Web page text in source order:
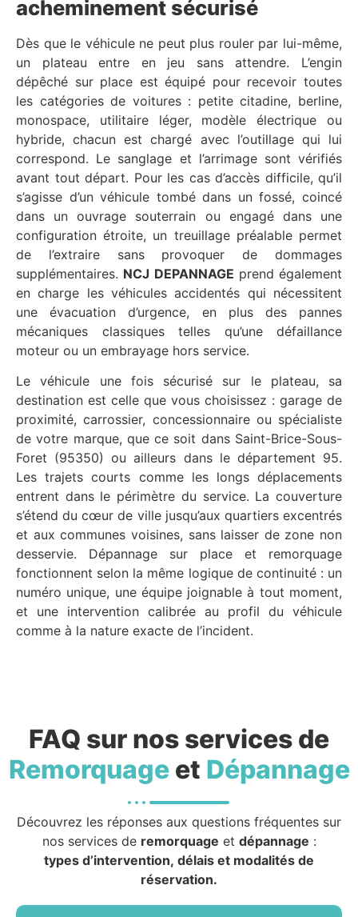
acheminement sécurisé
Dès que le véhicule ne peut plus rouler par lui-même,
un plateau entre en jeu sans attendre. L’engin
dépêché sur place est équipé pour recevoir toutes
les catégories de voitures : petite citadine, berline,
monospace, utilitaire léger, modèle électrique ou
hybride, chacun est chargé avec l’outillage qui lui
correspond. Le sanglage et l’arrimage sont vérifiés
avant tout départ. Pour les cas d’accès difficile, qu’il
s’agisse d’un véhicule tombé dans un fossé, coincé
dans un ouvrage souterrain ou engagé dans une
configuration étroite, un treuillage préalable permet
de l’extraire sans provoquer de dommages
supplémentaires. NCJ DEPANNAGE prend également
en charge les véhicules accidentés qui nécessitent
une évacuation d’urgence, en plus des pannes
mécaniques classiques telles qu’une défaillance
moteur ou un embrayage hors service.
Le véhicule une fois sécurisé sur le plateau, sa
destination est celle que vous choisissez : garage de
proximité, carrossier, concessionnaire ou spécialiste
de votre marque, que ce soit dans Saint-Brice-Sous-
Foret (95350) ou ailleurs dans le département 95.
Les trajets courts comme les longs déplacements
entrent dans le périmètre du service. La couverture
s’étend du cœur de ville jusqu’aux quartiers excentrés
et aux communes voisines, sans laisser de zone non
desservie. Dépannage sur place et remorquage
fonctionnent selon la même logique de continuité : un
numéro unique, une équipe joignable à tout moment,
et une intervention calibrée au profil du véhicule
comme à la nature exacte de l’incident.
FAQ sur nos services de
Remorquageet Dépannage
Découvrez les réponses aux questions fréquentes sur
nos services de remorquage et dépannage :
types d’intervention, délais et modalités de
réservation.